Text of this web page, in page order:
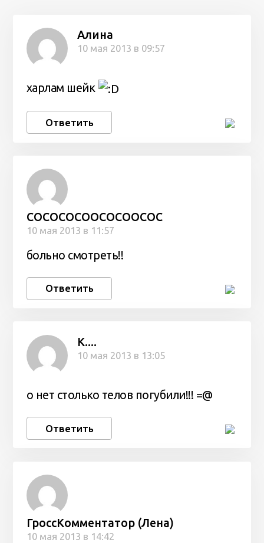
Алина
10 мая 2013 в 09:57
харлам шейк
Ответить
COCOCOCOOCOCOOCOC
10 мая 2013 в 11:57
больно смотреть!!
Ответить
К....
10 мая 2013 в 13:05
о нет столько телов погубили!!! =@
Ответить
ГроссКомментатор (Лена)
10 мая 2013 в 14:42